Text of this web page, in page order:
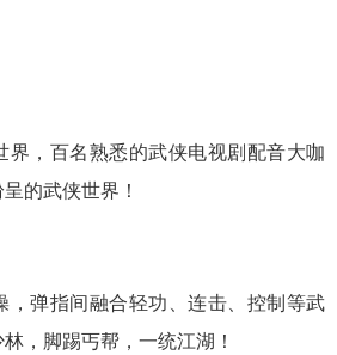
，百名熟悉的武侠电视剧配音大咖
的武侠世界！
弹指间融合轻功、连击、控制等武
，脚踢丐帮，一统江湖！